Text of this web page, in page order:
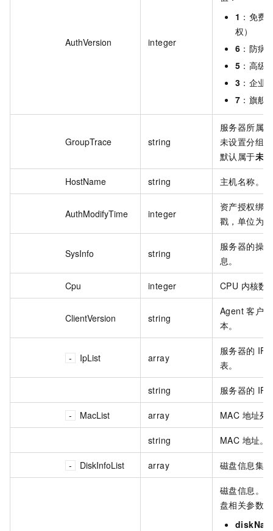
AuthVersion integer
1 ：免费
权）
6 ：防病
5 ：高级
3 ：企业
7 ：旗舰
GroupTrace string
服务器所属
未设置分组
默认属于未
HostName string 主机名称。
AuthModifyTime integer
资产授权绑
戳，单位为
SysInfo string
服务器的操
息。
Cpu integer CPU 内核数
ClientVersion string
Agent 客户
本。
IpList array
服务器的 IP
表。
string 服务器的 IP
MacList array MAC 地址列
string MAC 地址。
DiskInfoList array 磁盘信息集
磁盘信息。
盘相关参数